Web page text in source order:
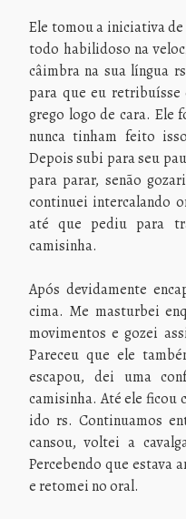
Ele tomou a iniciativa
todo habilidoso na
câimbra na sua língua
para que eu retribuísse
grego logo de cara. Ele
nunca tinham feito
Depois subi para seu
para parar, senão
continuei intercalando
até que pediu para
camisinha.
Após devidamente
cima. Me masturbei
movimentos e gozei
Pareceu que ele
escapou, dei uma
camisinha. Até ele ficou
ido rs. Continuamos
cansou, voltei a
Percebendo que estava
e retomei no oral.